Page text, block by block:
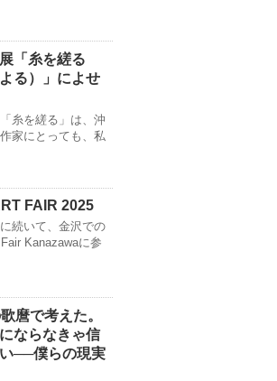
「糸を縒る
よる）」によせ
糸を縒る」は、沖
家にとっても、私
FAIR 2025
続いて、金沢での
Kanazawaに参
麿で考えた。
ならなきゃ信
──僕らの現実